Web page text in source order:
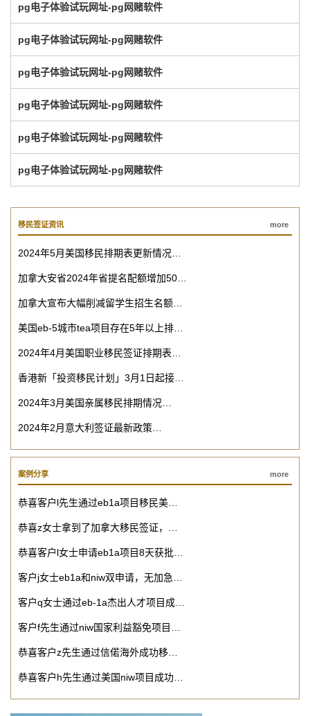
pg电子体验试玩网址-pg网赌软件
pg电子体验试玩网址-pg网赌软件
pg电子体验试玩网址-pg网赌软件
pg电子体验试玩网址-pg网赌软件
pg电子体验试玩网址-pg网赌软件
pg电子体验试玩网址-pg网赌软件
移民签证资讯 more
2024年5月美国移民排期表更新情况…
加拿大安省2024年省提名配额增加50…
加拿大宣布大幅削减留学生招生名额…
美国eb-5城市tea项目存在5年以上排…
2024年4月美国职业移民签证排期表…
香港新「投资移民计划」3月1日起接…
2024年3月美国亲属移民排期情况…
2024年2月意大利签证最新政策…
案例分享 more
恭喜客户l先生通过eb1a项目移民美…
恭喜z女士拿到了加拿大移民签证，…
恭喜客户l女士申请eb1a项目8天获批…
客户j女士eb1a和niw双申请，无加急…
客户q女士通过eb-1a杰出人才项目成…
客户f先生通过niw国家利益豁免项目…
恭喜客户z先生通过信偌海外成功移…
恭喜客户h先生通过美国niw项目成功…